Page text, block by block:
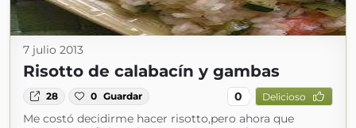
7 julio 2013
Risotto de calabacín y gambas
28 0 Guardar 0 Delicioso
Me costó decidirme hacer risotto,pero ahora que